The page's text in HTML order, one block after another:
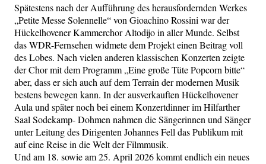
Spätestens nach der Aufführung des herausfordernden Werkes
„Petite Messe Solennelle“ von Gioachino Rossini war der
Hückelhovener Kammerchor Altodijo in aller Munde. Selbst
das WDR-Fernsehen widmete dem Projekt einen Beitrag voll
des Lobes. Nach vielen anderen klassischen Konzerten zeigte
der Chor mit dem Programm „Eine große Tüte Popcorn bitte“
aber, dass er sich auch auf dem Terrain der modernen Musik
bestens bewegen kann. In der ausverkauften Hückelhovener
Aula und später noch bei einem Konzertdinner im Hilfarther
Saal Sodekamp- Dohmen nahmen die Sängerinnen und Sänger
unter Leitung des Dirigenten Johannes Fell das Publikum mit
auf eine Reise in die Welt der Filmmusik.
Und am 18. sowie am 25. April 2026 kommt endlich ein neues